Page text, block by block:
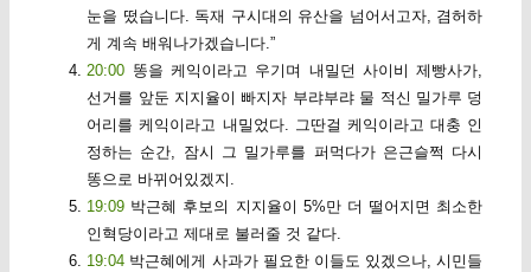
눈을 떴습니다. 독재 구시대의 유산을 넘어서고자, 겸허하
게 계속 배워나가겠습니다.”
20:00 똥을 케익이라고 우기며 내밀던 사이비 제빵사가,
선거를 앞둔 지지율이 빠지자 부랴부랴 물 적신 밀가루 덩
어리를 케익이라고 내밀었다. 그딴걸 케익이라고 대충 인
정하는 순간, 잠시 그 밀가루를 퍼먹다가 은근슬쩍 다시
똥으로 바뀌어있겠지.
19:09 박근혜 후보의 지지율이 5%만 더 떨어지면 최소한
인혁당이라고 제대로 불러줄 것 같다.
19:04 박근혜에게 사과가 필요한 이들도 있겠으나, 시민들